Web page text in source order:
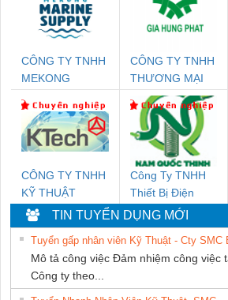
CÔNG TY TNHH
MEKONG
CÔNG TY TNHH
THƯƠNG MẠI
DỊCH VỤ KỸ
THUẬT ĐIỆN CƠ
GIA HƯNG
PHÁT
CÔNG TY TNHH
KỸ THUẬT
KTECH VIỆT
NAM
Công Ty TNHH
Thiết Bị Điện
Nam Quốc Thịnh
TIN TUYỂN DỤNG MỚI
Tuyển gấp nhân viên Kỹ Thuật - Cty SMC
Mô tả công việc Đảm nhiệm công việc
Công ty theo...